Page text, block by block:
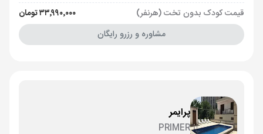
قیمت کودک بدون تخت (هرنفر)
۳۳٬۹۹۰٬۰۰۰ تومان
مشاوره و رزرو رایگان
پرایمر
PRIMER